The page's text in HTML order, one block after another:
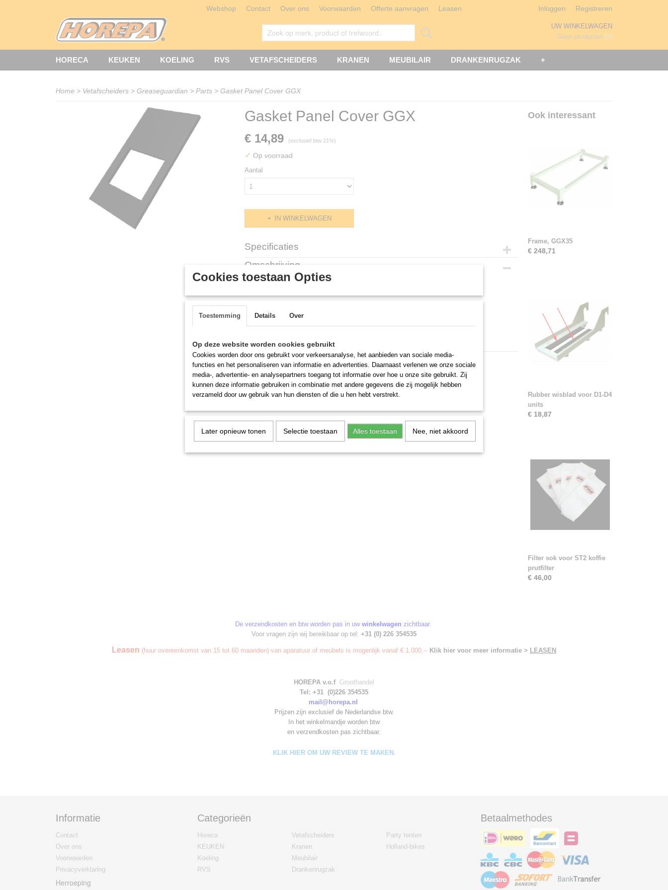
Webshop Contact Over ons Voorwaarden Offerte aanvragen Leasen Inloggen Registreren
UW WINKELWAGEN
Geen producten (0)
HORECA KEUKEN KOELING RVS VETAFSCHEIDERS KRANEN MEUBILAIR DRANKENRUGZAK +
Home > Vetafscheiders > Greaseguardian > Parts > Gasket Panel Cover GGX
Gasket Panel Cover GGX
€ 14,89 (exclusief btw 21%)
✓ Op voorraad
Aantal
IN WINKELWAGEN
Specificaties
Productcode
Omschrijving
Gasket Panel Cover GGX
Description:
Compatible with GGX15-35
Code: GGXMLGCP
Ook interessant
Frame, GGX35
€ 248,71
Rubber wisblad voor D1-D4
units
€ 18,87
Filter sok voor ST2 koffie
prutfilter
€ 46,00
De verzendkosten en btw worden pas in uw winkelwagen zichtbaar.
Voor vragen zijn wij bereikbaar op tel: +31 (0) 226 354535
Leasen (huur overeenkomst van 15 tot 60 maanden) van aparatuur of meubels is mogenlijk vanaf € 1.000,-- Klik hier voor meer informatie > LEASEN
HOREPA v.o.f Groothandel
Tel: +31 (0)226 354535
mail@horepa.nl
Prijzen zijn exclusief de Nederlandse btw.
In het winkelmandje worden btw
en verzendkosten pas zichtbaar.
KLIK HIER OM UW REVIEW TE MAKEN.
Informatie
Contact
Over ons
Voorwaarden
Privacyverklaring
Herroeping
Categorieën
Horeca
KEUKEN
Koeling
RVS
Vetafscheiders
Kranen
Meubilair
Drankenrugzak
Party tenten
Holland-bikes
Betaalmethodes
Cookies toestaan Opties
Toestemming Details Over
Op deze website worden cookies gebruikt
Cookies worden door ons gebruikt voor verkeersanalyse, het aanbieden van sociale media-
functies en het personaliseren van informatie en advertenties. Daarnaast verlenen we onze sociale
media-, advertentie- en analysepartners toegang tot informatie over hoe u onze site gebruikt. Zij
kunnen deze informatie gebruiken in combinatie met andere gegevens die zij mogelijk hebben
verzameld door uw gebruik van hun diensten of die u hen hebt verstrekt.
Later opnieuw tonen Selectie toestaan Alles toestaan Nee, niet akkoord